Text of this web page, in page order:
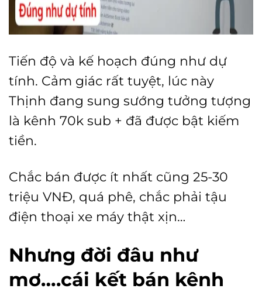
Tiến độ và kế hoạch đúng như dự
tính. Cảm giác rất tuyệt, lúc này
Thịnh đang sung sướng tưởng tượng
là kênh 70k sub + đã được bật kiếm
tiền.
Chắc bán được ít nhất cũng 25-30
triệu VNĐ, quá phê, chắc phải tậu
điện thoại xe máy thật xịn…
Nhưng đời đâu như
mơ….cái kết bán kênh